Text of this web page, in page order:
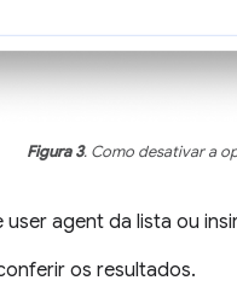
Figura 3. Como desativar a
user agent da lista ou
os resultados.